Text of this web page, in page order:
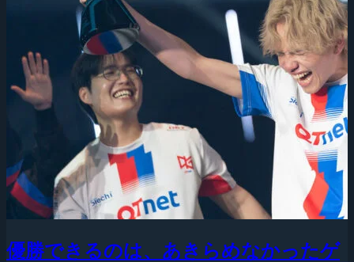
優勝できるのは、あきらめなかったゲ